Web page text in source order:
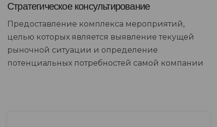
Стратегическое консультирование
Предоставление комплекса мероприятий,
целью которых является выявление текущей
рыночной ситуации и определение
потенциальных потребностей самой компании